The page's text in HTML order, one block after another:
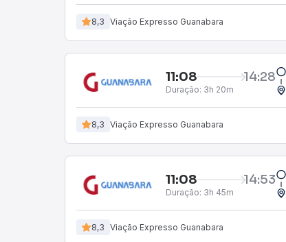
8,3 Viação Expresso Guanabara
11:08 14:28
Duração: 3h 20m
8,3 Viação Expresso Guanabara
11:08 14:53
Duração: 3h 45m
8,3 Viação Expresso Guanabara